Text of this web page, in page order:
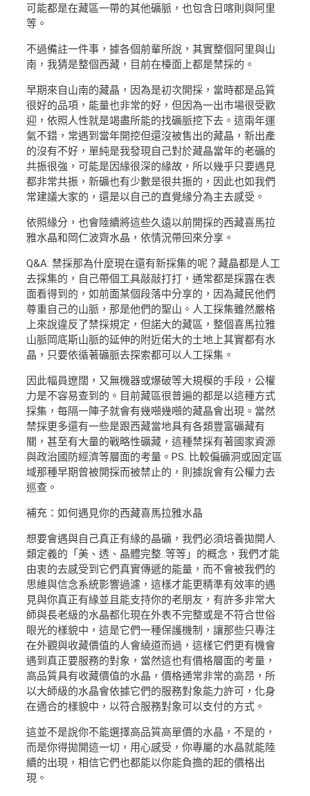
可能都是在藏區一帶的其他礦脈，也包含日喀則與阿里
等。
不過備註一件事，據各個前輩所說，其實整個阿里與山
南，我猜是整個西藏，目前在檯面上都是禁採的。
早期來自山南的藏晶，因為是初次開採，當時都是品質
很好的品項，能量也非常的好，但因為一出市場很受歡
迎，依照人性就是竭盡所能的找礦脈挖下去。這兩年運
氣不錯，常遇到當年開挖但還沒被售出的藏晶，新出產
的沒有不好，單純是我發現自己對於藏晶當年的老礦的
共振很強，可能是因緣很深的緣故，所以幾乎只要遇見
都非常共振，新礦也有少數是很共振的，因此也如我們
常建議大家的，還是以自己的直覺緣分為主去感受。
依照緣分，也會陸續將這些久遠以前開採的西藏喜馬拉
雅水晶和岡仁波齊水晶，依情況帶回來分享。
Q&A: 禁採那為什麼現在還有新採集的呢？藏晶都是人工
去採集的，自己帶個工具敲敲打打，通常都是採露在表
面看得到的，如前面某個段落中分享的，因為藏民他們
尊重自己的山脈，那是他們的聖山。人工採集雖然嚴格
上來說違反了禁採規定，但諾大的藏區，整個喜馬拉雅
山脈岡底斯山脈的延伸的附近偌大的土地上其實都有水
晶，只要依循著礦脈去探索都可以人工採集。
因此幅員遼闊，又無機器或爆破等大規模的手段，公權
力是不容易查到的。目前藏區很普遍的都是以這種方式
採集，每隔一陣子就會有幾噸幾噸的藏晶會出現。當然
禁採更多還有一些是跟西藏當地具有各類豐富礦藏有
關，甚至有大量的戰略性礦藏，這種禁採有著國家資源
與政治國防經濟等層面的考量。PS. 比較偏礦洞或固定區
域那種早期曾被開採而被禁止的，則據說會有公權力去
巡查。
補充：如何遇見你的西藏喜馬拉雅水晶
想要會遇與自己真正有緣的晶礦，我們必須培養拋開人
類定義的「美、透、晶體完整..等等」的概念，我們才能
由衷的去感受到它們真實傳遞的能量，而不會被我們的
思維與信念系統影響過濾，這樣才能更精準有效率的遇
見與你真正有緣並且能支持你的老朋友，有許多非常大
師與長老級的水晶都化現在外表不完整或是不符合世俗
眼光的樣貌中，這是它們一種保護機制，讓那些只專注
在外觀與收藏價值的人會繞道而過，這樣它們更有機會
遇到真正要服務的對象，當然這也有價格層面的考量，
高品質具有收藏價值的水晶，價格通常非常的高昂，所
以大師級的水晶會依據它們的服務對象能力許可，化身
在適合的樣貌中，以符合服務對象可以支付的方式。
這並不是說你不能選擇高品質高單價的水晶，不是的，
而是你得拋開這一切，用心感受，你專屬的水晶就能陸
續的出現，相信它們也都能以你能負擔的起的價格出
現。